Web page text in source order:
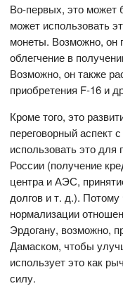
Во-первых, это может
может использовать
монеты. Возможно, он
облегчение в
Возможно, он также
приобретения F-16 и
Кроме того, это
переговорный аспект
использовать это для
России (получение
центра и АЭС,
долгов и т. д.).
нормализации
Эрдогану, возможно,
Дамаском, чтобы
использует это как
силу.